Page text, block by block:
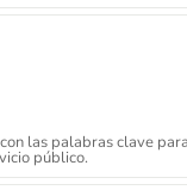
las palabras clave
público.